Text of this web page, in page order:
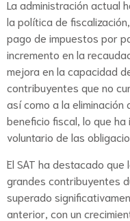
La administración actual
la política de
pago de impuestos por
incremento en la
mejora en la capacidad
contribuyentes que no
así como a la
beneficio fiscal, lo que
voluntario de las
El SAT ha destacado
grandes contribuyentes
superado
anterior, con un